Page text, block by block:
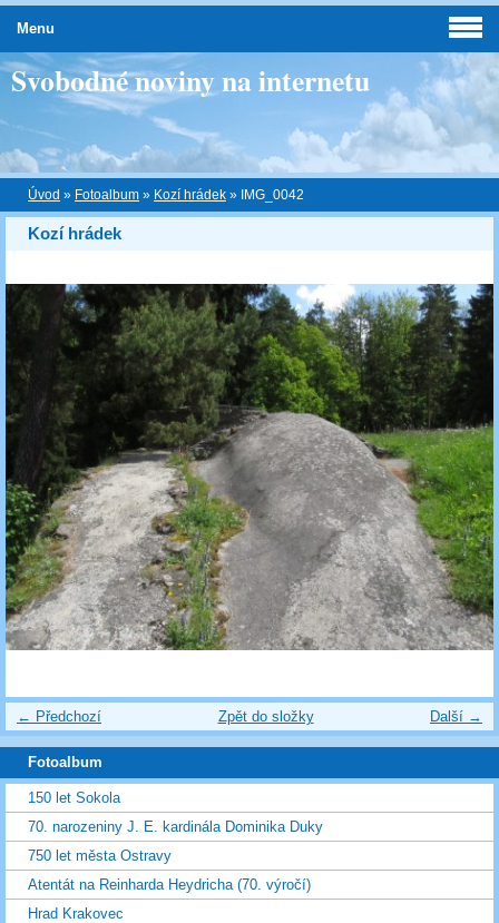
Svobodné noviny na internetu
Úvod » Fotoalbum » Kozí hrádek » IMG_0042
Kozí hrádek
← Předchozí Další →
Zpět do složky
Menu
Fotoalbum
150 let Sokola
70. narozeniny J. E. kardinála Dominika Duky
750 let města Ostravy
Atentát na Reinharda Heydricha (70. výročí)
Hrad Krakovec